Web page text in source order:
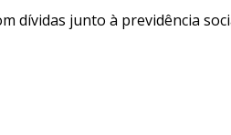
dívidas junto à previdência